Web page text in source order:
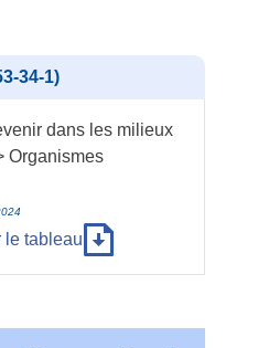
34-1)
dans les milieux
Organismes
le tableau